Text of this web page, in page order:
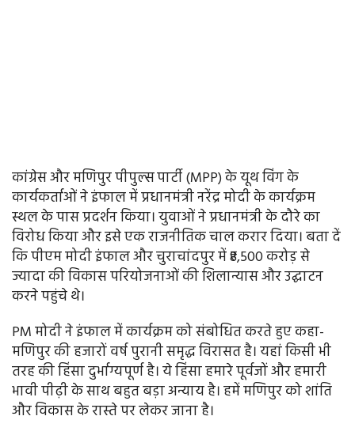
कांग्रेस और मणिपुर पीपुल्स पार्टी (MPP) के यूथ विंग के
कार्यकर्ताओं ने इंफाल में प्रधानमंत्री नरेंद्र मोदी के कार्यक्रम
स्थल के पास प्रदर्शन किया। युवाओं ने प्रधानमंत्री के दौरे का
विरोध किया और इसे एक राजनीतिक चाल करार दिया। बता दें
कि पीएम मोदी इंफाल और चुराचांदपुर में ₹8,500 करोड़ से
ज्यादा की विकास परियोजनाओं की शिलान्यास और उद्घाटन
करने पहुंचे थे।
PM मोदी ने इंफाल में कार्यक्रम को संबोधित करते हुए कहा-
मणिपुर की हजारों वर्ष पुरानी समृद्ध विरासत है। यहां किसी भी
तरह की हिंसा दुर्भाग्यपूर्ण है। ये हिंसा हमारे पूर्वजों और हमारी
भावी पीढ़ी के साथ बहुत बड़ा अन्याय है। हमें मणिपुर को शांति
और विकास के रास्ते पर लेकर जाना है।